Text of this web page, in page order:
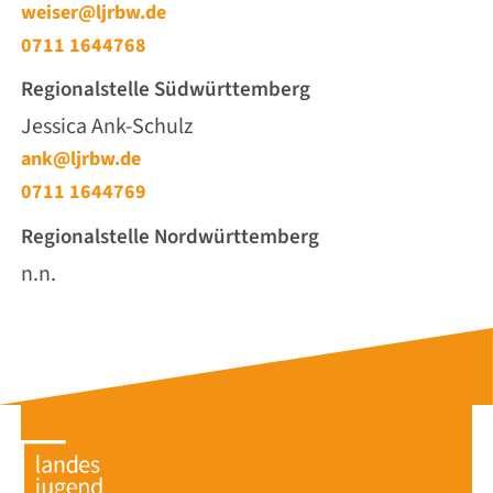
weiser@ljrbw.de
0711 1644768
Regionalstelle Südwürttemberg
Jessica Ank-Schulz
ank@ljrbw.de
0711 1644769
Regionalstelle Nordwürttemberg
n.n.